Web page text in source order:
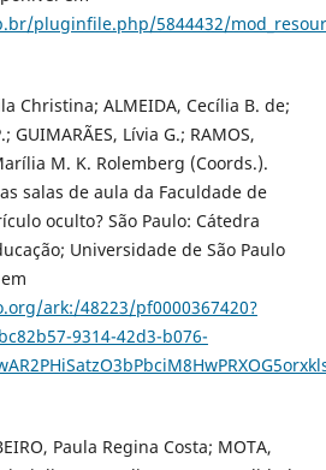
pluginfile.php/5844432/
Christina; ALMEIDA, Cecília B. de;
GUIMARÃES, Lívia G.; RAMOS,
M. K. Rolemberg (Coords.).
salas de aula da Faculdade de
oculto? São Paulo: Cátedra
Universidade de São Paulo
ark:/48223/pf0000367420?
9314-42d3-b076-
Paula Regina Costa; MOTA,